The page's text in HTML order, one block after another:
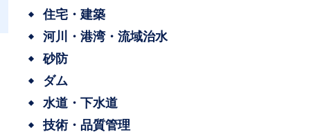
住宅・建築
河川・港湾・流域治水
砂防
ダム
水道・下水道
技術・品質管理